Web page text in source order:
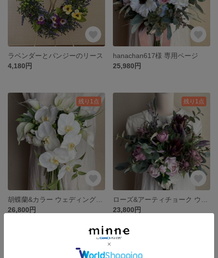
ラベンダーとパンジーのリース
4,180円
hanachan617様 専用ページ
25,980円
残り1点
26,800円
残り1点
23,800円